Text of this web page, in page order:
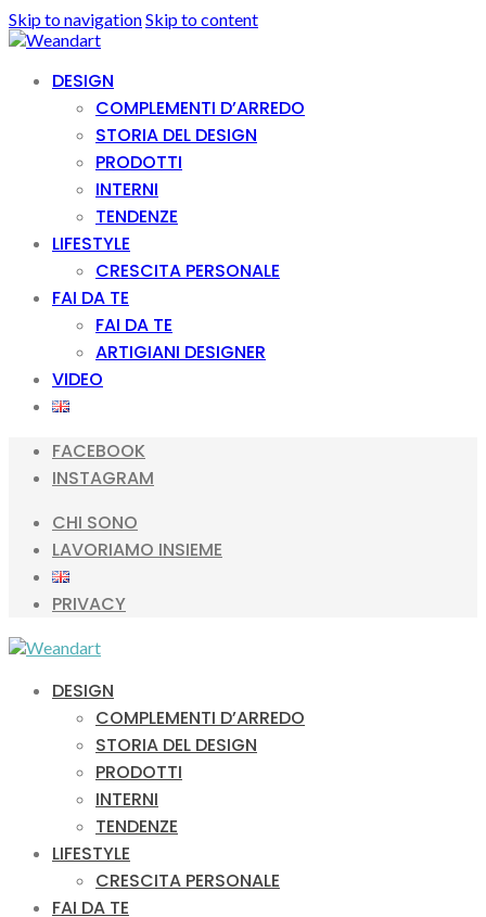
Skip to navigationSkip to content
DESIGN
COMPLEMENTI D’ARREDO
STORIA DEL DESIGN
PRODOTTI
INTERNI
TENDENZE
LIFESTYLE
CRESCITA PERSONALE
FAI DA TE
FAI DA TE
ARTIGIANI DESIGNER
VIDEO
FACEBOOK
INSTAGRAM
CHI SONO
LAVORIAMO INSIEME
PRIVACY
DESIGN
COMPLEMENTI D’ARREDO
STORIA DEL DESIGN
PRODOTTI
INTERNI
TENDENZE
LIFESTYLE
CRESCITA PERSONALE
FAI DA TE